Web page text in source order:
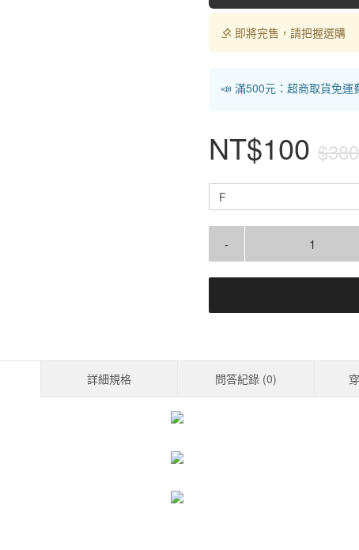
即將完售，請把握選購
📣 滿500元：超商取貨免運
NT$100 $380
F
-
詳細規格 問答紀錄 (0)